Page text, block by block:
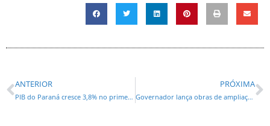
ANTERIOR
PIB do Paraná cresce 3,8% no primeiro semestre, acima da média nacional
PRÓXIMA
Governador lança obras de ampliação do Contorno Sul e duplicação da PR-423